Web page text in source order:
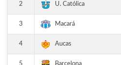
2 U. Católica
3 Macará
4 Aucas
5 Barcelona